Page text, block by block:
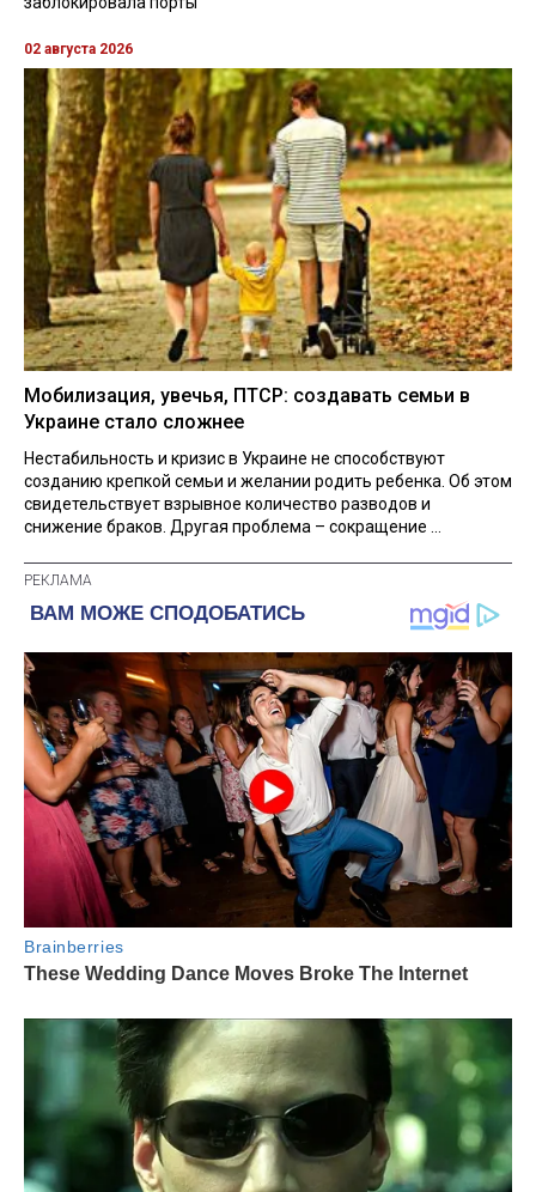
02 августа 2026
Мобилизация, увечья, ПТСР: создавать семьи в
Украине стало сложнее
Нестабильность и кризис в Украине не способствуют
созданию крепкой семьи и желании родить ребенка. Об этом
свидетельствует взрывное количество разводов и
снижение браков. Другая проблема – сокращение ...